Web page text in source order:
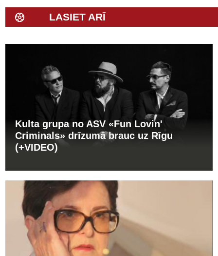
LASIET ARĪ
Kulta grupa no ASV «Fun Lovin'
Criminals» drīzumā brauc uz Rīgu
(+VIDEO)